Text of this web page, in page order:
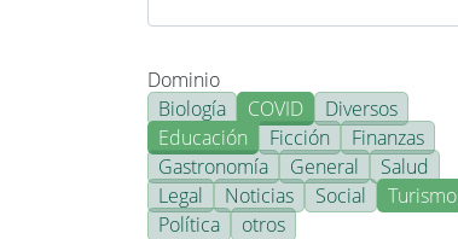
Dominio
Biología
COVID
Diversos
Educación
Ficción
Finanzas
Gastronomía
General
Salud
Legal
Noticias Social
Turismo
Política
otros